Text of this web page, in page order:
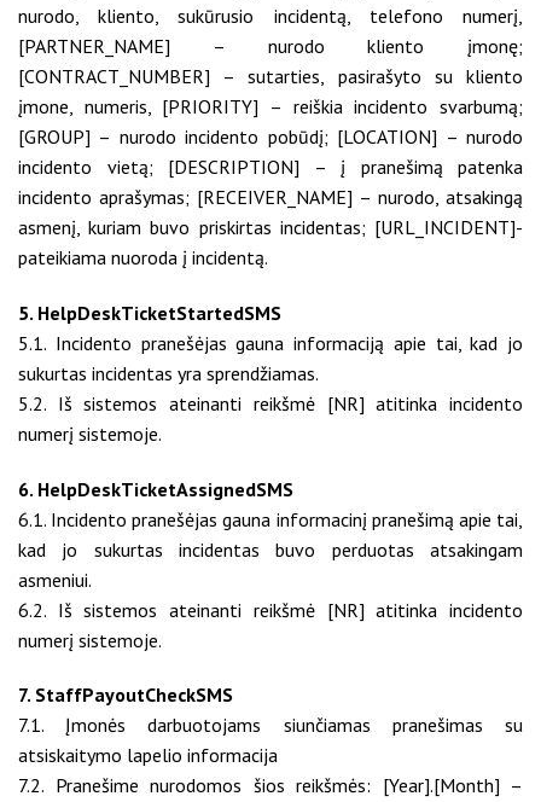
nurodo, kliento, sukūrusio incidentą, telefono numerį,
[PARTNER_NAME] – nurodo kliento įmonę;
[CONTRACT_NUMBER] – sutarties, pasirašyto su kliento
įmone, numeris, [PRIORITY] – reiškia incidento svarbumą;
[GROUP] – nurodo incidento pobūdį; [LOCATION] – nurodo
incidento vietą; [DESCRIPTION] – į pranešimą patenka
incidento aprašymas; [RECEIVER_NAME] – nurodo, atsakingą
asmenį, kuriam buvo priskirtas incidentas; [URL_INCIDENT]-
pateikiama nuoroda į incidentą.
5. HelpDeskTicketStartedSMS
5.1. Incidento pranešėjas gauna informaciją apie tai, kad jo
sukurtas incidentas yra sprendžiamas.
5.2. Iš sistemos ateinanti reikšmė [NR] atitinka incidento
numerį sistemoje.
6. HelpDeskTicketAssignedSMS
6.1. Incidento pranešėjas gauna informacinį pranešimą apie tai,
kad jo sukurtas incidentas buvo perduotas atsakingam
asmeniui.
6.2. Iš sistemos ateinanti reikšmė [NR] atitinka incidento
numerį sistemoje.
7. StaffPayoutCheckSMS
7.1. Įmonės darbuotojams siunčiamas pranešimas su
atsiskaitymo lapelio informacija
7.2. Pranešime nurodomos šios reikšmės: [Year].[Month] –